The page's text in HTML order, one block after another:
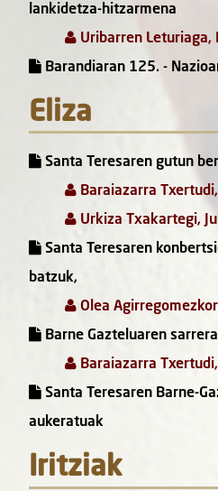
lankidetza-hitzarmena
Uribarren Leturiaga,
Barandiaran 125. -
Eliza
Santa Teresaren gutun
Baraiazarra
Urkiza Txakartegi,
Santa Teresaren
batzuk,
Olea
Barne Gazteluaren sarrera
Baraiazarra
Santa Teresaren Barne-
aukeratuak
Iritziak